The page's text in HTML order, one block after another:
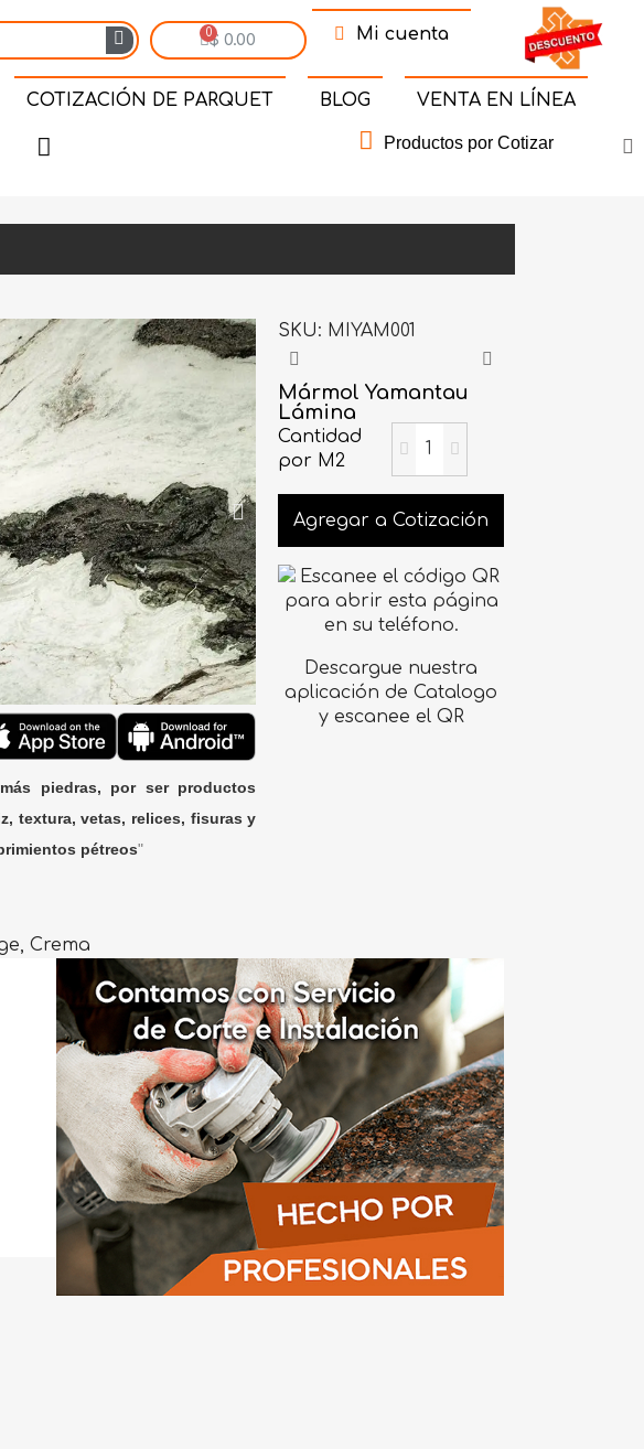
$ 0.00 Mi cuenta
COTIZACIÓN DE PARQUET BLOG VENTA EN LÍNEA
Productos por Cotizar
piedras, por ser productos
textura, vetas, relices, fisuras y
pétreos"
SKU MIYAM001
Mármol Yamantau
Lámina
Cantidad
por M2
Agregar a Cotización
Descargue nuestra
aplicación de Catalogo
y escanee el QR
Crema